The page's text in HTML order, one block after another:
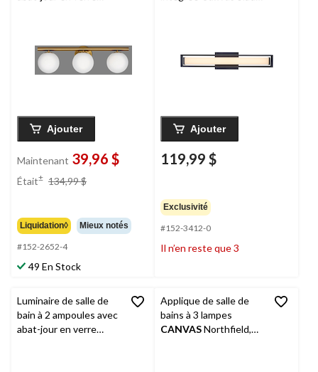
Ajouter
Maintenant 39,96 $
Était± 134,99 $
Liquidation◊ Mieux notés
#152-2652-4
49 En Stock
Ajouter
119,99 $
Exclusivité
#152-3412-0
Il n’en reste que 3
Luminaire de salle de
bain à 2 ampoules avec
abat-jour en verre
Applique de salle de
bains à 3 lampes
CANVASNorthfield,